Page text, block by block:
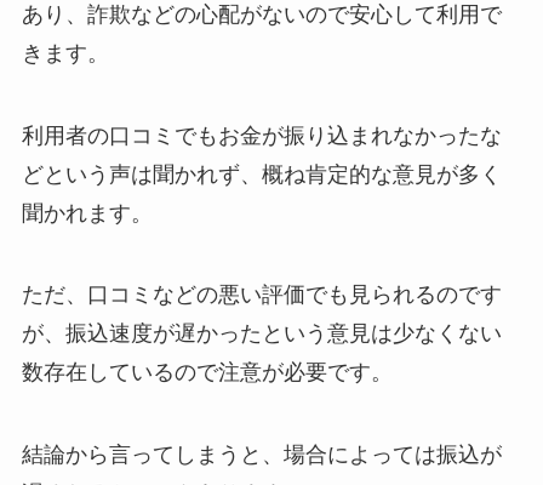
あり、詐欺などの心配がないので安心して利用で
きます。
利用者の口コミでもお金が振り込まれなかったな
どという声は聞かれず、概ね肯定的な意見が多く
聞かれます。
ただ、口コミなどの悪い評価でも見られるのです
が、振込速度が遅かったという意見は少なくない
数存在しているので注意が必要です。
結論から言ってしまうと、場合によっては振込が